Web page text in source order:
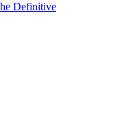
Definitive